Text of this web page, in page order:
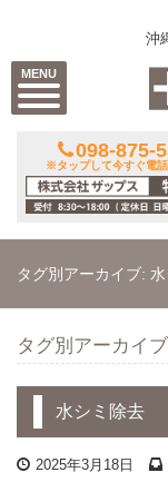
MENU
沖
098-875-
※タップして今すぐ電
タグ別アーカイブ: 水
タグ別アーカイ
水シミ除去
2025年3月18日